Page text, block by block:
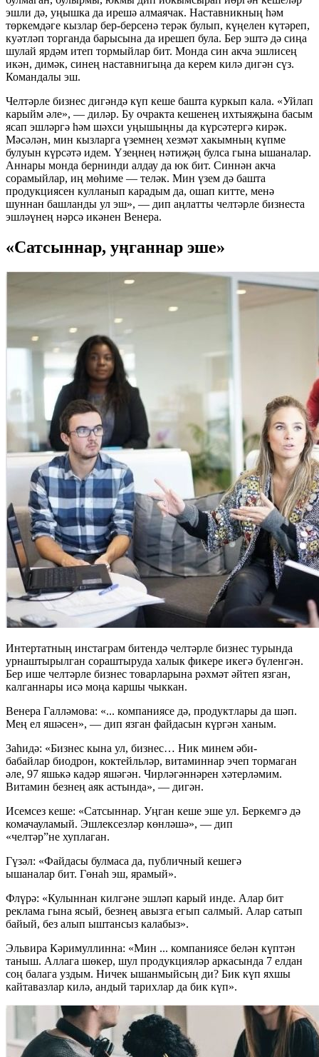
эшли дә, уңышка да ирешә алмаячак. Наставникның һәм
төркемдәге кызлар бер-берсенә терәк булып, күңелен күтәреп,
куәтләп торганда барысына да ирешеп була. Бер эштә дә сиңа
шулай ярдәм итеп тормыйлар бит. Монда син акча эшлисең
икән, димәк, синең наставнигыңа да керем килә дигән сүз.
Командалы эш.
Челтәрле бизнес дигәндә күп кеше башта куркып кала. «Уйлап
карыйм әле», — диләр. Бу очракта кешенең ихтыяҗына басым
ясап эшләргә һәм шәхси уңышыңны да күрсәтергә кирәк.
Мәсәлән, мин кызларга үземнең хезмәт хакымның күпме
булуын күрсәтә идем. Үзеңнең нәтиҗәң булса гына ышаналар.
Аннары монда бернинди алдау да юк бит. Синнән акча
сорамыйлар, иң мөһиме — теләк. Мин үзем дә башта
продукциясен кулланып карадым да, ошап китте, менә
шуннан башланды ул эш», — дип аңлатты челтәрле бизнеста
эшләүнең нәрсә икәнен Венера.
«Сатсыннар, уңганнар эше»
Интертатның инстаграм битендә челтәрле бизнес турында
урнаштырылган сораштыруда халык фикере икегә бүленгән.
Бер ише челтәрле бизнес товарларына рәхмәт әйтеп язган,
калганнары исә моңа каршы чыккан.
Венера Галләмова: «... компаниясе дә, продуктлары да шәп.
Мең ел яшәсен», — дип язган файдасын күргән ханым.
Заһидә: «Бизнес кына ул, бизнес… Ник минем әби-
бабайлар биодрон, коктейльләр, витаминнар эчеп тормаган
әле, 97 яшькә кадәр яшәгән. Чирләгәннәрен хәтерләмим.
Витамин безнең аяк астында», — дигән.
Исемсез кеше: «Сатсыннар. Уңган кеше эше ул. Беркемгә дә
комачауламый. Эшлексезләр көнләшә», — дип
«челтәр”не хуплаган.
Гүзәл: «Файдасы булмаса да, публичный кешегә
ышаналар бит. Гөнаһ эш, ярамый».
Флүрә: «Кулыннан килгәне эшләп карый инде. Алар бит
реклама гына ясый, безнең авызга егып салмый. Алар сатып
байый, без алып ыштансыз калабыз».
Эльвира Кәримуллинна: «Мин ... компаниясе белән күптән
таныш. Аллага шөкер, шул продукцияләр аркасында 7 елдан
соң балага уздым. Ничек ышанмыйсың ди? Бик күп яхшы
кайтавазлар килә, андый тарихлар да бик күп».